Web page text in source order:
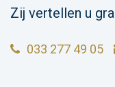
Zij vertellen u
033 277 49 05